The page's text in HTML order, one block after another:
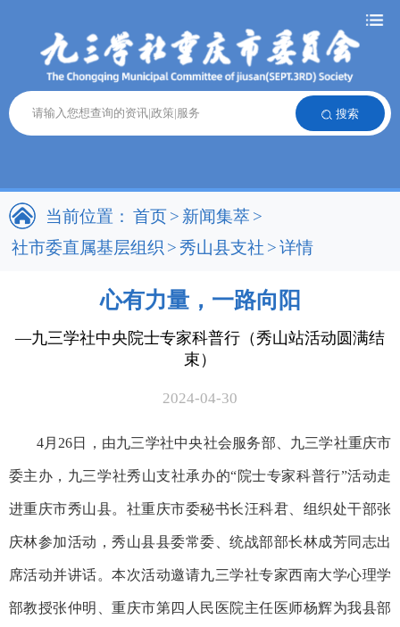
搜索
当前位置： 首页> 新闻集萃>
社市委直属基层组织 >秀山县支社 >详情
心有力量，一路向阳
—九三学社中央院士专家科普行（秀山站活动圆满结
束）
2024-04-30
4月26日，由九三学社中央社会服务部、九三学社重庆市
委主办，九三学社秀山支社承办的“院士专家科普行”活动走
进重庆市秀山县。社重庆市委秘书长汪科君、组织处干部张
庆林参加活动，秀山县县委常委、统战部部长林成芳同志出
席活动并讲话。本次活动邀请九三学社专家西南大学心理学
部教授张仲明、重庆市第四人民医院主任医师杨辉为我县部